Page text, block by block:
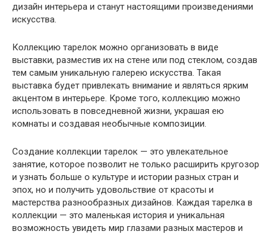
дизайн интерьера и станут настоящими произведениями
искусства.
Коллекцию тарелок можно организовать в виде
выставки, разместив их на стене или под стеклом, создав
тем самым уникальную галерею искусства. Такая
выставка будет привлекать внимание и являться ярким
акцентом в интерьере. Кроме того, коллекцию можно
использовать в повседневной жизни, украшая ею
комнаты и создавая необычные композиции.
Создание коллекции тарелок — это увлекательное
занятие, которое позволит не только расширить кругозор
и узнать больше о культуре и истории разных стран и
эпох, но и получить удовольствие от красоты и
мастерства разнообразных дизайнов. Каждая тарелка в
коллекции — это маленькая история и уникальная
возможность увидеть мир глазами разных мастеров и